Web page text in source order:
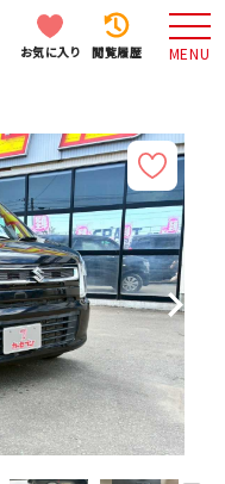
お気に入り 閲覧履歴 MENU